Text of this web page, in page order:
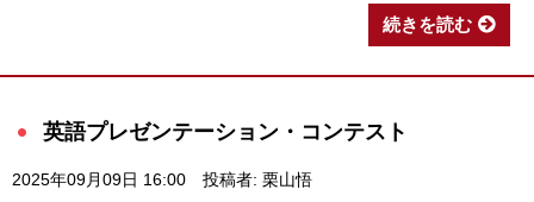
続きを読む
英語プレゼンテーション・コンテスト
2025年09月09日 16:00 投稿者: 栗山悟